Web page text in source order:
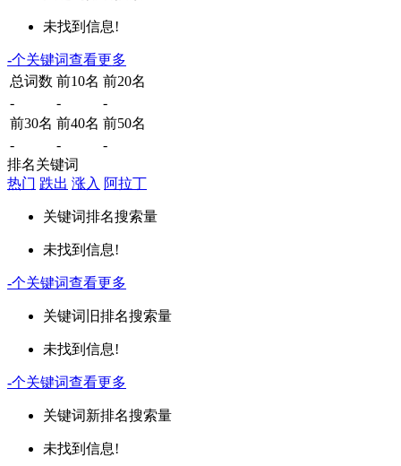
未找到信息!
-个关键词查看更多
总词数 前10名 前20名
-
-
-
前30名 前40名 前50名
-
-
-
排名关键词
热门 跌出 涨入 阿拉丁
关键词排名搜索量
未找到信息!
-个关键词查看更多
关键词 旧排名搜索量
未找到信息!
-个关键词查看更多
关键词新排名搜索量
未找到信息!